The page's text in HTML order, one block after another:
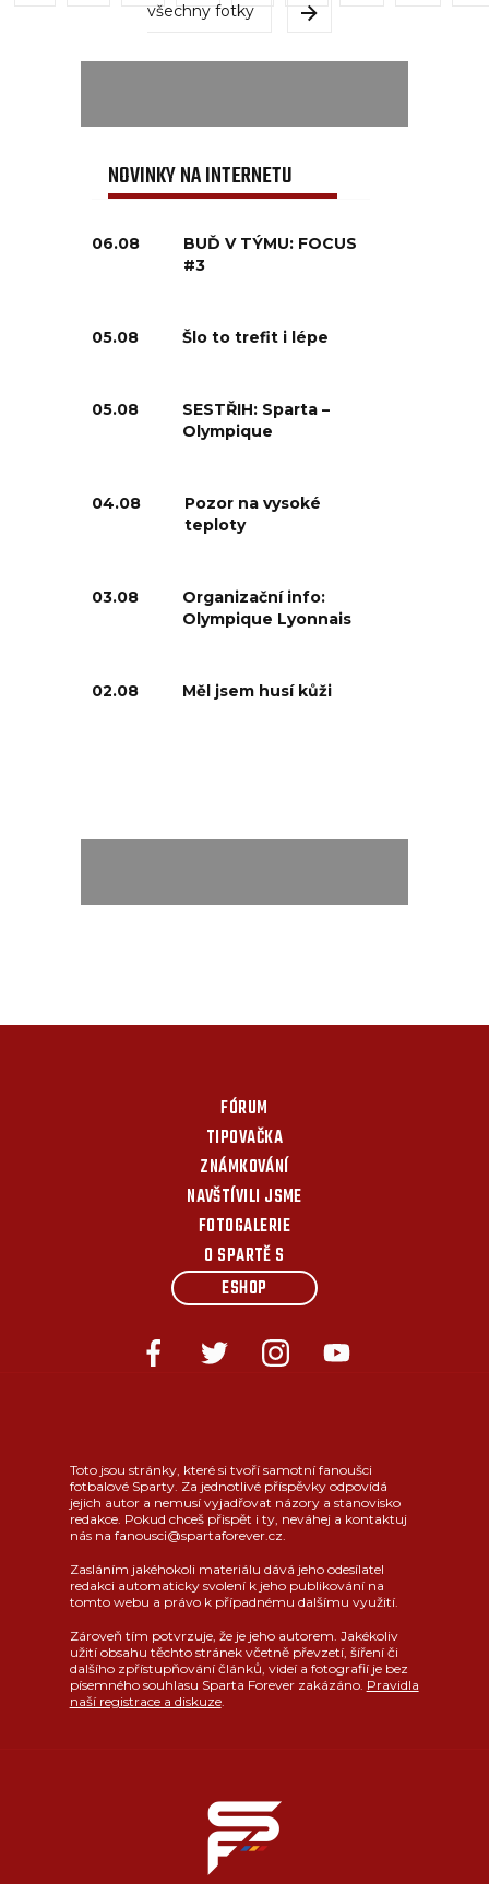
všechny fotky
NOVINKY NA INTERNETU
06.08
BUĎ V TÝMU: FOCUS
#3
05.08 Šlo to trefit i lépe
05.08
SESTŘIH: Sparta –
Olympique
04.08
Pozor na vysoké
teploty
03.08
Organizační info:
Olympique Lyonnais
02.08 Měl jsem husí kůži
FÓRUM
TIPOVAČKA
ZNÁMKOVÁNÍ
NAVŠTÍVILI JSME
FOTOGALERIE
O SPARTĚ S
ESHOP
Toto jsou stránky, které si tvoří samotní fanoušci
fotbalové Sparty. Za jednotlivé příspěvky odpovídá
jejich autor a nemusí vyjadřovat názory a stanovisko
redakce. Pokud chceš přispět i ty, neváhej a kontaktuj
nás na fanousci@spartaforever.cz.
Zasláním jakéhokoli materiálu dává jeho odesílatel
redakci automaticky svolení k jeho publikování na
tomto webu a právo k případnému dalšímu využití.
Zároveň tím potvrzuje, že je jeho autorem. Jakékoliv
užití obsahu těchto stránek včetně převzetí, šíření či
dalšího zpřístupňování článků, videí a fotografií je bez
písemného souhlasu Sparta Forever zakázáno. Pravidla
naší registrace a diskuze.